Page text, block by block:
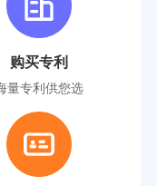
购买专利
量专利供您选